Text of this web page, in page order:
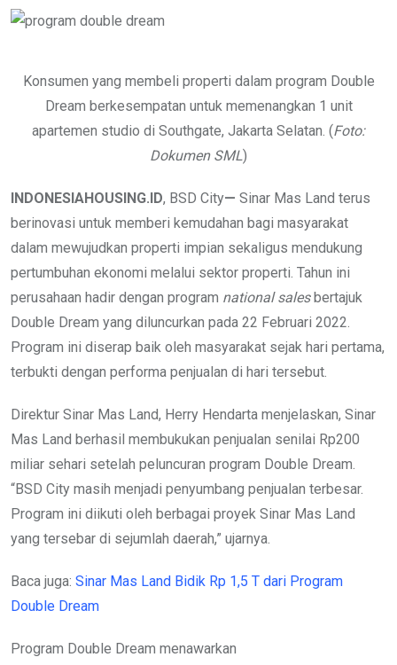
Konsumen yang membeli properti dalam program Double
Dream berkesempatan untuk memenangkan 1 unit
apartemen studio di Southgate, Jakarta Selatan. (Foto:
Dokumen SML)
INDONESIAHOUSING.ID, BSD City— Sinar Mas Land terus
berinovasi untuk memberi kemudahan bagi masyarakat
dalam mewujudkan properti impian sekaligus mendukung
pertumbuhan ekonomi melalui sektor properti. Tahun ini
perusahaan hadir dengan program national salesbertajuk
Double Dream yang diluncurkan pada 22 Februari 2022.
Program ini diserap baik oleh masyarakat sejak hari pertama,
terbukti dengan performa penjualan di hari tersebut.
Direktur Sinar Mas Land, Herry Hendarta menjelaskan, Sinar
Mas Land berhasil membukukan penjualan senilai Rp200
miliar sehari setelah peluncuran program Double Dream.
“BSD City masih menjadi penyumbang penjualan terbesar.
Program ini diikuti oleh berbagai proyek Sinar Mas Land
yang tersebar di sejumlah daerah,” ujarnya.
Baca juga: Sinar Mas Land Bidik Rp 1,5 T dari Program
Double Dream
Program Double Dream menawarkan